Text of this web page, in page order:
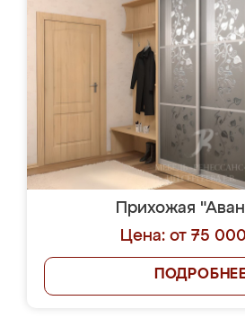
Прихожая
Цена: от 75